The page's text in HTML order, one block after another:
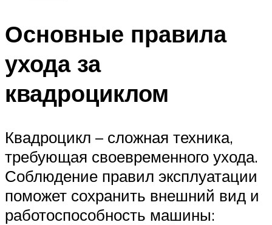
Основные правила
ухода за
квадроциклом
Квадроцикл – сложная техника,
требующая своевременного ухода.
Соблюдение правил эксплуатации
поможет сохранить внешний вид и
работоспособность машины: